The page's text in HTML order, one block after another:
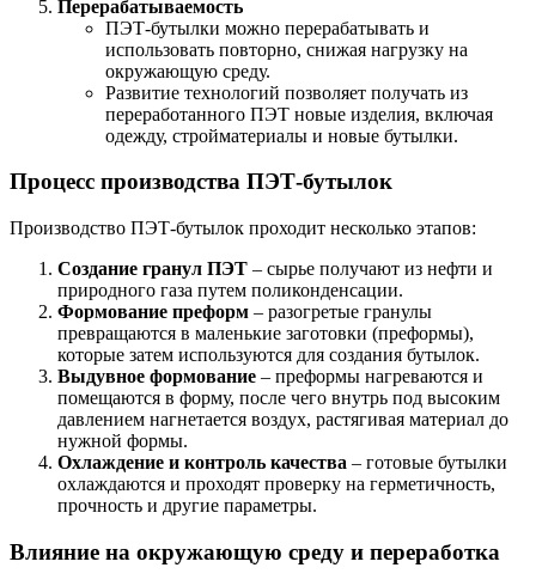
Перерабатываемость
ПЭТ-бутылки можно перерабатывать и
использовать повторно, снижая нагрузку на
окружающую среду.
Развитие технологий позволяет получать из
переработанного ПЭТ новые изделия, включая
одежду, стройматериалы и новые бутылки.
Процесс производства ПЭТ-бутылок
Производство ПЭТ-бутылок проходит несколько этапов:
Создание гранул ПЭТ – сырье получают из нефти и
природного газа путем поликонденсации.
Формование преформ – разогретые гранулы
превращаются в маленькие заготовки (преформы),
которые затем используются для создания бутылок.
Выдувное формование – преформы нагреваются и
помещаются в форму, после чего внутрь под высоким
давлением нагнетается воздух, растягивая материал до
нужной формы.
Охлаждение и контроль качества – готовые бутылки
охлаждаются и проходят проверку на герметичность,
прочность и другие параметры.
Влияние на окружающую среду и переработка